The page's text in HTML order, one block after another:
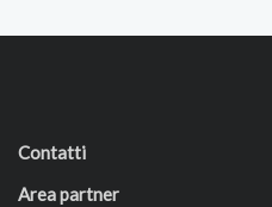
Contatti
Area partner